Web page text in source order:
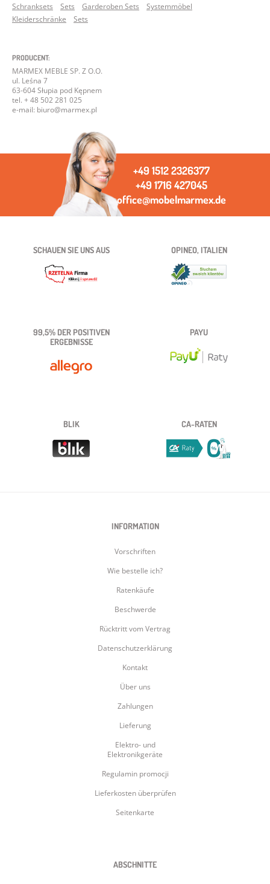
Schranksets
Sets Garderoben Sets
Systemmöbel
Kleiderschränke
Sets
PRODUCENT:
MARMEX MEBLE SP. Z O.O.
ul. Leśna 7
63-604 Słupia pod Kępnem
tel. + 48 502 281 025
e-mail: biuro@marmex.pl
+49 1512 2326377
+49 1716 427045
office@mobelmarmex.de
SCHAUEN SIE UNS AUS OPINEO, ITALIEN
99,5% DER POSITIVEN
ERGEBNISSE
PAYU
BLIK CA-RATEN
INFORMATION
Vorschriften
Wie bestelle ich?
Ratenkäufe
Beschwerde
Rücktritt vom Vertrag
Datenschutzerklärung
Kontakt
Über uns
Zahlungen
Lieferung
Elektro- und
Elektronikgeräte
Regulamin promocji
Lieferkosten überprüfen
Seitenkarte
ABSCHNITTE